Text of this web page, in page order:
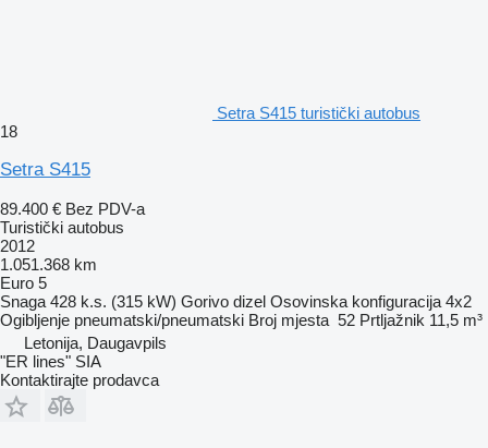
Setra S415 turistički autobus
18
Setra S415
89.400 € Bez PDV-a
Turistički autobus
2012
1.051.368 km
Euro 5
Snaga 428 k.s. (315 kW) Gorivo dizel Osovinska konfiguracija 4x2
Ogibljenje pneumatski/pneumatski Broj mjesta 52 Prtljažnik 11,5 m³
Letonija, Daugavpils
"ER lines" SIA
Kontaktirajte prodavca